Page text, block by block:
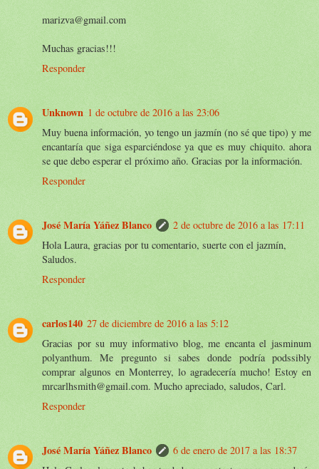
marizva@gmail.com
Muchas gracias!!!
Responder
Unknown 1 de octubre de 2016 a las 23:06
Muy buena información, yo tengo un jazmín (no sé que tipo) y me
encantaría que siga esparciéndose ya que es muy chiquito. ahora
se que debo esperar el próximo año. Gracias por la información.
Responder
José María Yáñez Blanco
2 de octubre de 2016 a las 17:11
Hola Laura, gracias por tu comentario, suerte con el jazmín,
Saludos.
Responder
carlos140 27 de diciembre de 2016 a las 5:12
Gracias por su muy informativo blog, me encanta el jasminum
polyanthum. Me pregunto si sabes donde podría podssibly
comprar algunos en Monterrey, lo agradecería mucho! Estoy en
mrcarlhsmith@gmail.com. Mucho apreciado, saludos, Carl.
Responder
José María Yáñez Blanco
6 de enero de 2017 a las 18:37